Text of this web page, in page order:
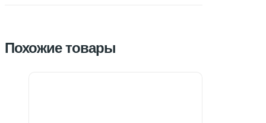
Похожие товары